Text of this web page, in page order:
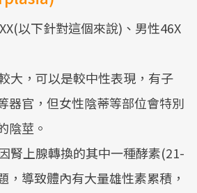
以下針對這個來說)、男性46X
大，可以是較中性表現，有子
器官，但女性陰蒂等部位會特別
陰莖。
腎上腺轉換的其中一種酵素(21-
，導致體內有大量雄性素累積，